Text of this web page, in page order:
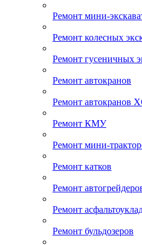
Ремонт мини-
Ремонт колесных
Ремонт гусеничных
Ремонт автокранов
Ремонт автокранов
Ремонт КМУ
Ремонт мини-
Ремонт катков
Ремонт
Ремонт
Ремонт бульдозеров